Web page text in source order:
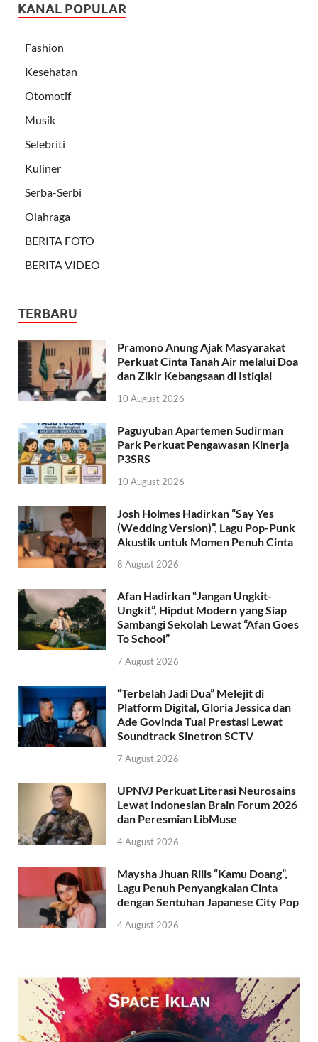
KANAL POPULAR
Fashion
Kesehatan
Otomotif
Musik
Selebriti
Kuliner
Serba-Serbi
Olahraga
BERITA FOTO
BERITA VIDEO
TERBARU
Pramono Anung Ajak Masyarakat
Perkuat Cinta Tanah Air melalui Doa
dan Zikir Kebangsaan di Istiqlal
10 August 2026
Paguyuban Apartemen Sudirman
Park Perkuat Pengawasan Kinerja
P3SRS
10 August 2026
Josh Holmes Hadirkan “Say Yes
(Wedding Version)”, Lagu Pop-Punk
Akustik untuk Momen Penuh Cinta
8 August 2026
Afan Hadirkan “Jangan Ungkit-
Ungkit”, Hipdut Modern yang Siap
Sambangi Sekolah Lewat “Afan Goes
To School”
7 August 2026
“Terbelah Jadi Dua” Melejit di
Platform Digital, Gloria Jessica dan
Ade Govinda Tuai Prestasi Lewat
Soundtrack Sinetron SCTV
7 August 2026
UPNVJ Perkuat Literasi Neurosains
Lewat Indonesian Brain Forum 2026
dan Peresmian LibMuse
4 August 2026
Maysha Jhuan Rilis “Kamu Doang”,
Lagu Penuh Penyangkalan Cinta
dengan Sentuhan Japanese City Pop
4 August 2026